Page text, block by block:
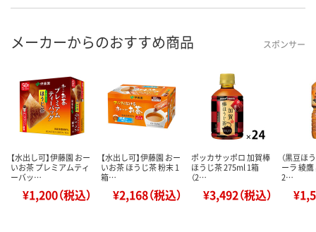
メーカーからのおすすめ商品 スポンサー
【水出し可】伊藤園 おー
いお茶 プレミアムティ
ーバッ…
¥1,200（税込）
【水出し可】伊藤園 おー
いお茶 ほうじ茶 粉末 1
箱…
¥2,168（税込）
ポッカサッポロ 加賀棒
ほうじ茶 275ml 1箱
（2…
¥3,492（税込）
（黒豆ほ
ーラ 綾
2…